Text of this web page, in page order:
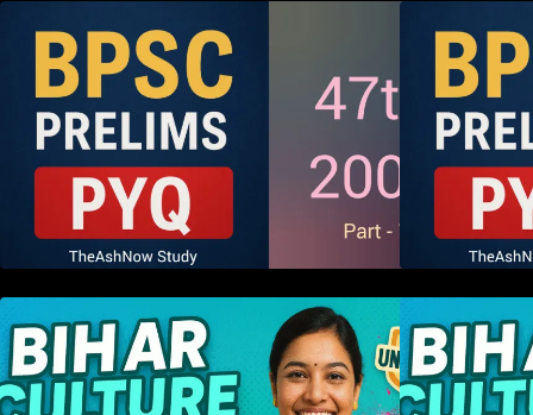
Paper with Answers (Part – 01)
हम बिहारवासी: भाषाओं व संस्कृतियों की
धरोहर “हमारा बिहार”